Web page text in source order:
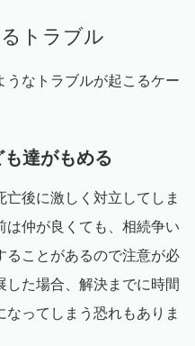
トラブル
うなトラブルが起こるケー
達がもめる
後に激しく対立してしま
は仲が良くても、相続争い
ることがあるので注意が必
た場合、解決までに時間
ってしまう恐れもありま